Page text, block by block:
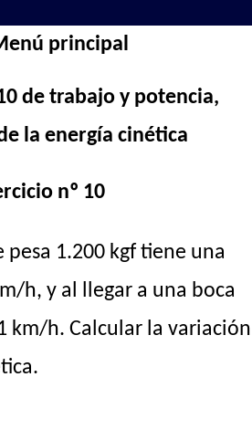
principal
de trabajo y potencia,
la energía cinética
nº 10
1.200 kgf tiene una
h, y al llegar a una boca
km/h. Calcular la variación